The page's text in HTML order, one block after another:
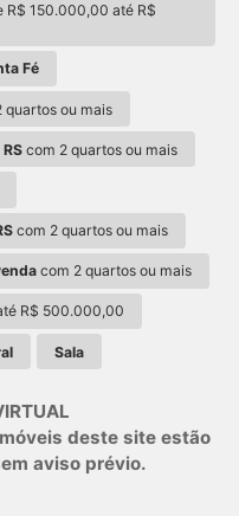
R$ 150.000,00 até R$
Fé
ou mais
com 2 quartos ou mais
com 2 quartos ou mais
com 2 quartos ou mais
R$ 500.000,00
Sala
deste site estão
aviso prévio.